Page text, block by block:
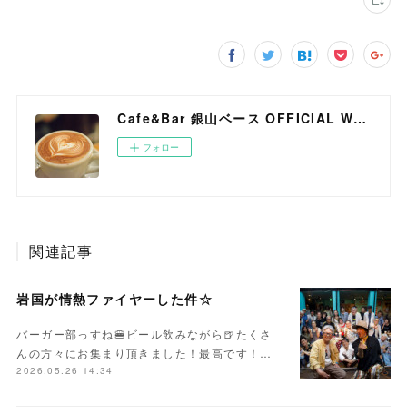
Cafe&Bar 銀山ベース OFFICIAL WEB SITE
フォロー
関連記事
岩国が情熱ファイヤーした件☆
バーガー部っすね🍔ビール飲みながら🍺たくさ
んの方々にお集まり頂きました！最高です！…
2026.05.26 14:34